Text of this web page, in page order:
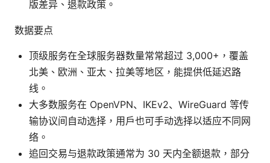
版差异、退款政策。
数据要点
顶级服务在全球服务器数量常常超过 3,000+，覆盖
北美、欧洲、亚太、拉美等地区，能提供低延迟路
线。
大多数服务在 OpenVPN、IKEv2、WireGuard 等传
输协议间自动选择，用户也可手动选择以适应不同网
络。
追回交易与退款政策通常为 30 天内全额退款，部分